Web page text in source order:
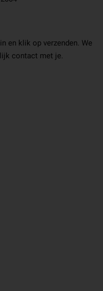
en klik op verzenden. We
contact met je.